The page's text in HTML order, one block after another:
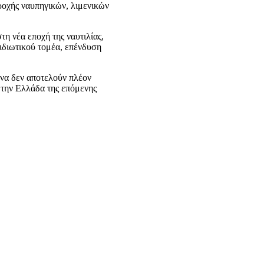
ναυπηγικών, λιμενικών
νέα εποχή της ναυτιλίας,
τομέα, επένδυση
δεν αποτελούν πλέον
την Ελλάδα της επόμενης